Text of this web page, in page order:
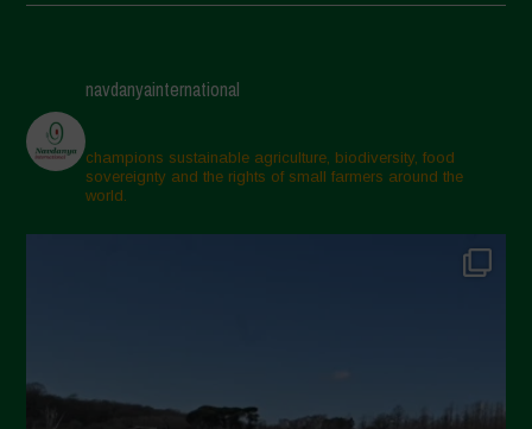
Aprile 2025
Marzo 2025
Febbraio 2025
Gennaio 2025
Settembre 2024
navdanyainternational
champions sustainable agriculture, biodiversity, food
sovereignty and the rights of small farmers around the
world.